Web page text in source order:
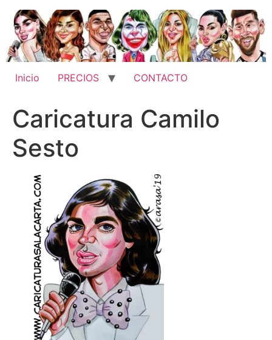
contenido
Inicio PRECIOS CONTACTO
Caricatura Camilo
Sesto